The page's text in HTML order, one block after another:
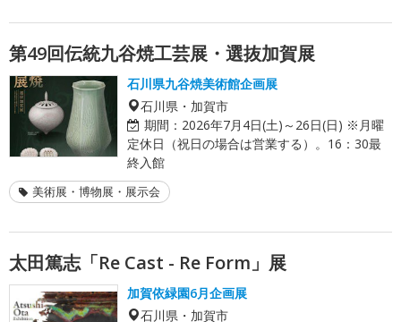
第49回伝統九谷焼工芸展・選抜加賀展
石川県九谷焼美術館企画展
石川県・加賀市
期間： 2026年7月4日(土)～26日(日) ※月曜
定休日（祝日の場合は営業する）。16：30最
終入館
美術展・博物展・展示会
太田篤志「Re Cast - Re Form」展
加賀依緑園6月企画展
石川県・加賀市